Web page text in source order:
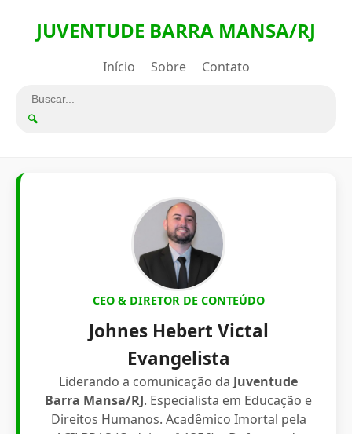
JUVENTUDE BARRA MANSA/RJ
Início Sobre Contato
🔍
CEO & DIRETOR DE CONTEÚDO
Johnes Hebert Victal
Evangelista
Liderando a comunicação da Juventude
Barra Mansa/RJ. Especialista em Educação e
Direitos Humanos. Acadêmico Imortal pela